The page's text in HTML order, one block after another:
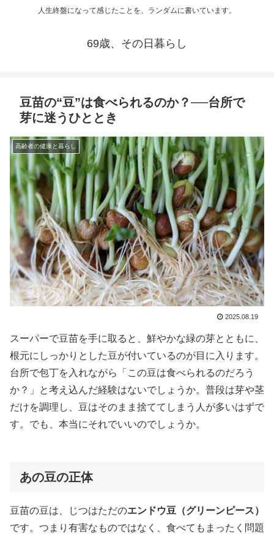
人生終盤になって感じたことを、ランダムに書いています。
69歳、その日暮らし
豆苗の“豆”は食べられるのか？──台所で
芽に迷うひととき
高齢者の健康と暮らし
2025.08.19
スーパーで豆苗を手に取ると、鮮やかな緑の芽とともに、
根元にしっかりとした豆が付いているのが目に入ります。
台所で包丁を入れながら「この豆は食べられるのだろう
か？」と考え込んだ経験はないでしょうか。普段は芽や茎
だけを調理し、豆はそのまま捨ててしまう人が多いはずで
す。でも、本当にそれでいいのでしょうか。
あの豆の正体
豆苗の豆は、じつはただのエンドウ豆（グリーンピース）
です。つまり有害なものではなく、食べてもまったく問題